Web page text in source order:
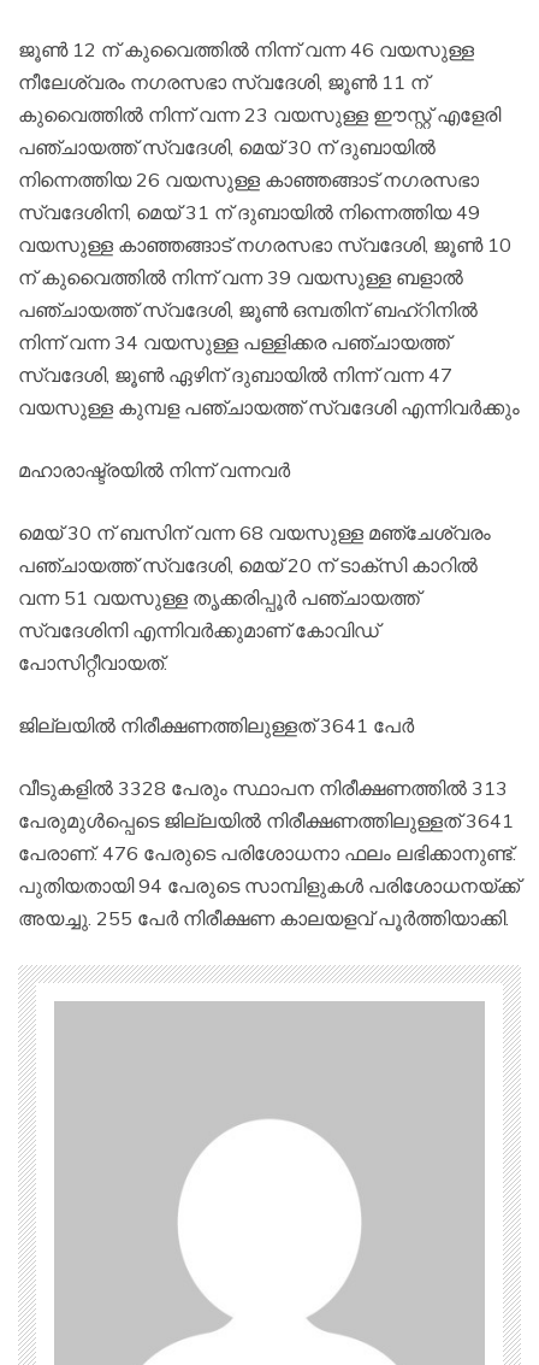
ജൂണ്‍ 12 ന് കുവൈത്തില്‍ നിന്ന് വന്ന 46 വയസുള്ള
നീലേശ്വരം നഗരസഭാ സ്വദേശി, ജൂണ്‍ 11 ന്
കുവൈത്തില്‍ നിന്ന് വന്ന 23 വയസുള്ള ഈസ്റ്റ് എളേരി
പഞ്ചായത്ത് സ്വദേശി, മെയ് 30 ന് ദുബായില്‍
നിന്നെത്തിയ 26 വയസുള്ള കാഞ്ഞങ്ങാട് നഗരസഭാ
സ്വദേശിനി, മെയ് 31 ന് ദുബായില്‍ നിന്നെത്തിയ 49
വയസുള്ള കാഞ്ഞങ്ങാട് നഗരസഭാ സ്വദേശി, ജൂണ്‍ 10
ന് കുവൈത്തില്‍ നിന്ന് വന്ന 39 വയസുള്ള ബളാൽ
പഞ്ചായത്ത് സ്വദേശി, ജൂണ്‍ ഒമ്പതിന് ബഹ്‌റിനില്‍
നിന്ന് വന്ന 34 വയസുള്ള പള്ളിക്കര പഞ്ചായത്ത്
സ്വദേശി, ജൂണ്‍ ഏഴിന് ദുബായില്‍ നിന്ന് വന്ന 47
വയസുള്ള കുമ്പള പഞ്ചായത്ത് സ്വദേശി എന്നിവര്‍ക്കും
മഹാരാഷ്ട്രയില്‍ നിന്ന് വന്നവര്‍
മെയ് 30 ന് ബസിന് വന്ന 68 വയസുള്ള മഞ്ചേശ്വരം
പഞ്ചായത്ത് സ്വദേശി, മെയ് 20 ന് ടാക്‌സി കാറില്‍
വന്ന 51 വയസുള്ള തൃക്കരിപ്പൂര്‍ പഞ്ചായത്ത്
സ്വദേശിനി എന്നിവര്‍ക്കുമാണ് കോവിഡ്
പോസിറ്റീവായത്.
ജില്ലയില്‍ നിരീക്ഷണത്തിലുള്ളത് 3641 പേര്‍
വീടുകളില്‍ 3328 പേരും സ്ഥാപന നിരീക്ഷണത്തില്‍ 313
പേരുമുള്‍പ്പെടെ ജില്ലയില്‍ നിരീക്ഷണത്തിലുള്ളത് 3641
പേരാണ്. 476 പേരുടെ പരിശോധനാ ഫലം ലഭിക്കാനുണ്ട്.
പുതിയതായി 94 പേരുടെ സാമ്പിളുകള്‍ പരിശോധനയ്ക്ക്
അയച്ചു. 255 പേര്‍ നിരീക്ഷണ കാലയളവ് പൂര്‍ത്തിയാക്കി.